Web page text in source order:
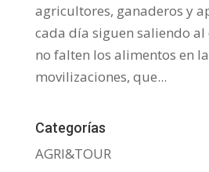
agricultores, ganaderos y
cada día siguen saliendo
no falten los alimentos en
movilizaciones, que...
Categorías
AGRI&TOUR